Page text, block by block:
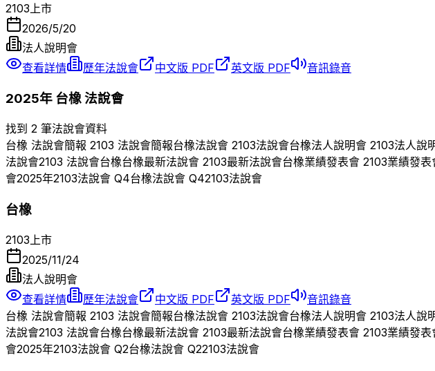
2103 上市
2026/5/20
法人說明會
查看詳情
歷年法說會 中文版 PDF 英文版 PDF 音訊錄音
2025年 台橡法說會
找到 2 筆法說會資料
台橡 法說會簡報 2103 法說會簡報台橡法說會 2103法說會台橡法人說明會 2103法人說
法說會2103 法說會台橡台橡最新法說會 2103最新法說會台橡業績發表會 2103業績發表
會2025年2103法說會 Q4台橡法說會 Q42103法說會
台橡
2103 上市
2025/11/24
法人說明會
查看詳情
歷年法說會 中文版 PDF 英文版 PDF
音訊錄音
台橡 法說會簡報 2103 法說會簡報台橡法說會 2103法說會台橡法人說明會 2103法人說
法說會2103 法說會台橡台橡最新法說會 2103最新法說會台橡業績發表會 2103業績發表
會2025年2103法說會 Q2台橡法說會 Q22103法說會